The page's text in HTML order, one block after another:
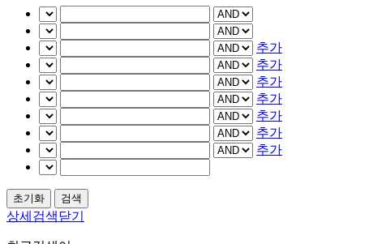
추가
추가
추가
추가
추가
추가
추가
상세검색닫기